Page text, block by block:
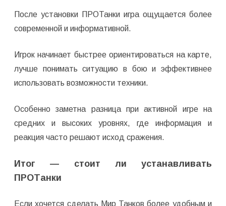
После установки ПРОТанки игра ощущается более
современной и информативной.
Игрок начинает быстрее ориентироваться на карте,
лучше понимать ситуацию в бою и эффективнее
использовать возможности техники.
Особенно заметна разница при активной игре на
средних и высоких уровнях, где информация и
реакция часто решают исход сражения.
Итог — стоит ли устанавливать
ПРОТанки
Если хочется сделать Мир Танков более удобным и